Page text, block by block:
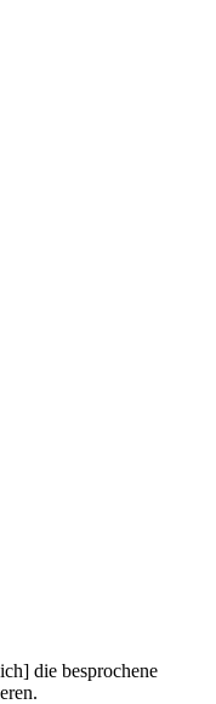
die besprochene